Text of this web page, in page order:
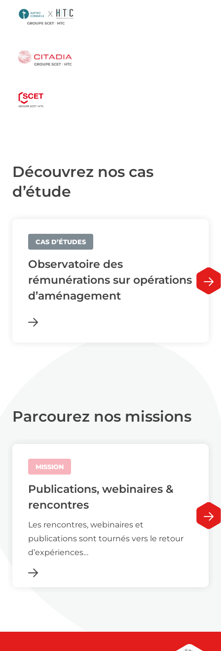
Découvrez nos cas
d’étude
CAS D’ÉTUDES
Observatoire des
rémunérations sur opérations
d’aménagement
Parcourez nos missions
MISSION
Publications, webinaires &
rencontres
Les rencontres, webinaires et
publications sont tournés vers le retour
d’expériences…